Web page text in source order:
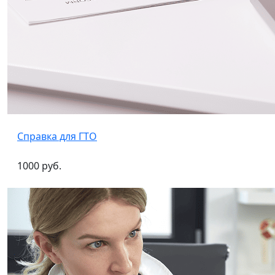
Справка для ГТО
1000 руб.